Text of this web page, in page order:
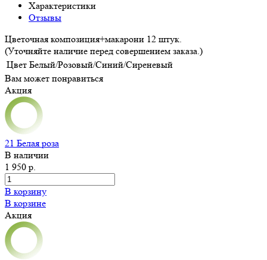
Характеристики
Отзывы
Цветочная композиция+макарони 12 штук.
(Уточняйте наличие перед совершением заказа.)
Цвет Белый/Розовый/Синий/Сиреневый
Вам может понравиться
Акция
21 Белая роза
В наличии
1 950 р.
В корзину
В корзине
Акция